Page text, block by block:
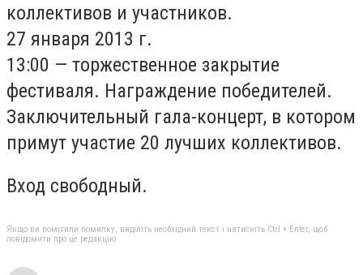
коллективов и участников.
27 января 2013 г.
13:00 — торжественное закрытие
фестиваля. Награждение победителей.
Заключительный гала-концерт, в котором
примут участие 20 лучших коллективов.
Вход свободный.
Якщо ви помітили помилку, виділіть необхідний текст і натисніть Ctrl + Enter, щоб
повідомити про це редакцію